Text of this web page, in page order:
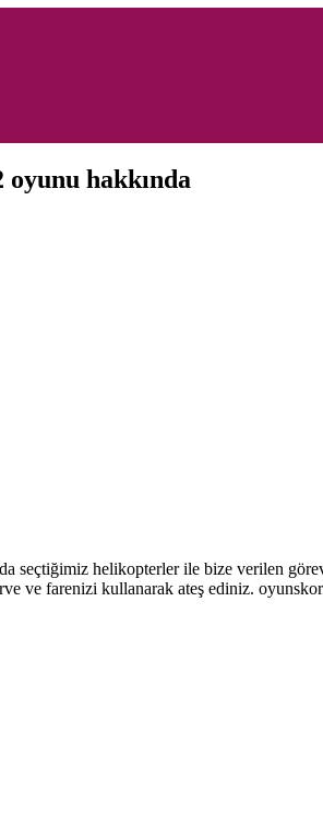
hakkında
seçtiğimiz helikopterler ile bize verilen
ve farenizi kullanarak ateş ediniz.